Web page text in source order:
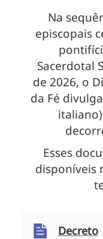
Na
episcopais
Sacerdotal
de 2026, o
da Fé
Esses
disponíveis
Decreto